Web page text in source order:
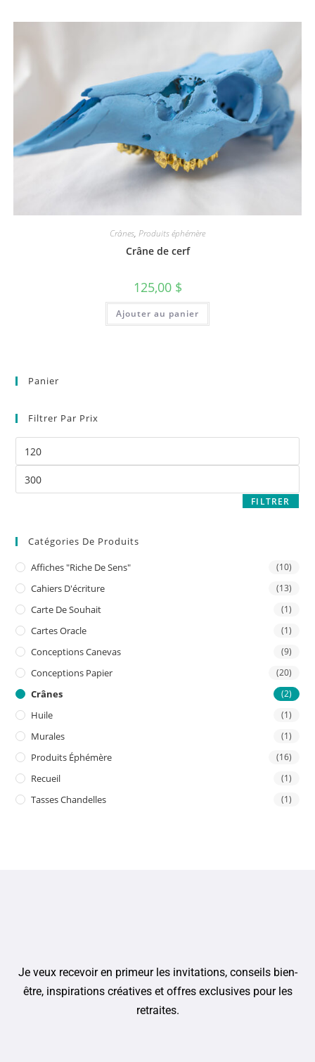
Crânes, Produits éphémère
Crâne de cerf
125,00 $
Ajouter au panier
Panier
Filtrer Par Prix
FILTRER
Catégories De Produits
Affiches "riche De Sens" (10)
Cahiers D'écriture (13)
Carte De Souhait (1)
Cartes Oracle (1)
Conceptions Canevas (9)
Conceptions Papier (20)
Crânes (2)
Huile (1)
Murales (1)
Produits Éphémère (16)
Recueil (1)
Tasses Chandelles (1)
Je veux recevoir en primeur les invitations, conseils bien-
être, inspirations créatives et offres exclusives pour les
retraites.